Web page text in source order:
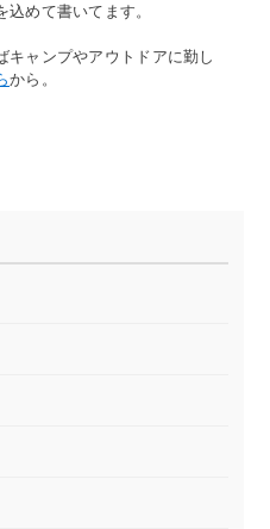
込めて書いてます。
キャンプやアウトドアに勤し
から。